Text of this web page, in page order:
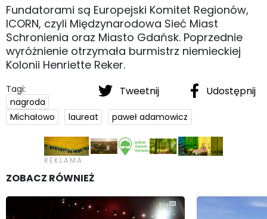
Fundatorami są Europejski Komitet Regionów,
ICORN, czyli Międzynarodowa Sieć Miast
Schronienia oraz Miasto Gdańsk. Poprzednie
wyróżnienie otrzymała burmistrz niemieckiej
Kolonii Henriette Reker.
Tweetnij Udostępnij
Tagi:
nagroda
Michałowo
laureat paweł adamowicz
ZOBACZ RÓWNIEŻ